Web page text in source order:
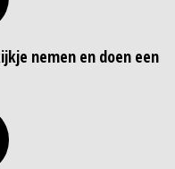
nemen en doen een